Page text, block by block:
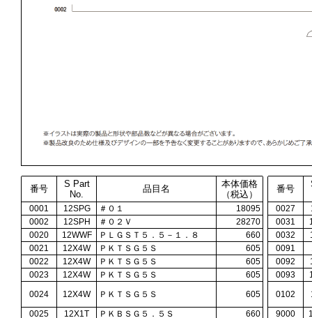
番号
S Part
No.
品目名
本体価格
（税込）
番号
0001 12SPG ＃０１ 18095 0027
0002
12SPH ＃０２Ｖ 28270 0031
0020
12WWF ＰＬＧＳＴ５．５－１．８ 660 0032
0021
12X4W ＰＫＴＳＧ５Ｓ 605 0091
0022
12X4W ＰＫＴＳＧ５Ｓ 605 0092
0023
12X4W ＰＫＴＳＧ５Ｓ 605 0093
0024
12X4W ＰＫＴＳＧ５Ｓ 605 0102
0025
12X1T ＰＫＢＳＧ５．５Ｓ 660 9000